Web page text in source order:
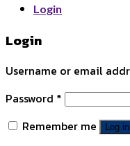
Login
Login
Username or email
Password *
Remember me
Log in